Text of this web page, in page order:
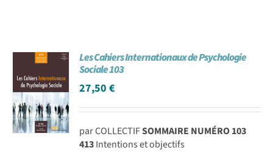
Les Cahiers Internationaux de Psychologie
Sociale 103
27,50€
par COLLECTIFSOMMAIRE NUMÉRO 103
413Intentions et objectifs